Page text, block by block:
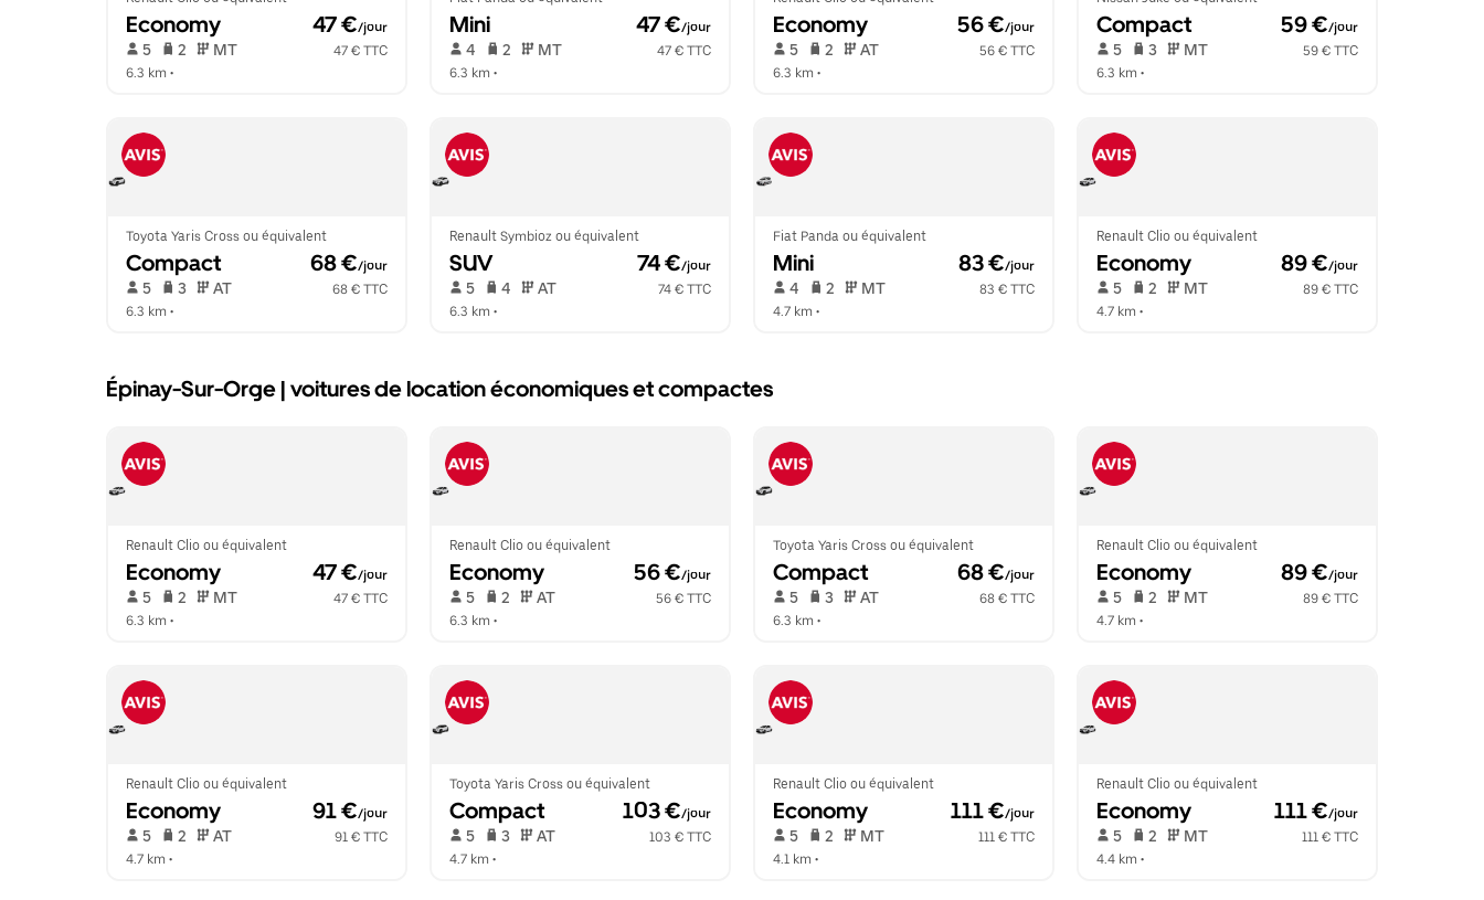
Economy 47 €/jour
5 2 MT
47 € TTC
6.3 km •
Mini 47 €/jour
4 2 MT
47 € TTC
6.3 km •
Economy 56 €/jour
5 2 AT
56 € TTC
6.3 km •
Compact 59 €/jour
5 3 MT
59 € TTC
6.3 km •
Toyota Yaris Cross ou équivalent
Compact 68 €/jour
5 3 AT
68 € TTC
6.3 km •
Renault Symbioz ou équivalent
SUV 74 €/jour
5 4 AT
74 € TTC
6.3 km •
Fiat Panda ou équivalent
Mini 83 €/jour
4 2 MT
83 € TTC
4.7 km •
Renault Clio ou équivalent
Economy 89 €/jour
5 2 MT
89 € TTC
4.7 km •
Épinay-Sur-Orge | voitures de location économiques et compactes
Renault Clio ou équivalent
Economy 47 €/jour
5 2 MT
47 € TTC
6.3 km •
Renault Clio ou équivalent
Economy 56 €/jour
5 2 AT
56 € TTC
6.3 km •
Toyota Yaris Cross ou équivalent
Compact 68 €/jour
5 3 AT
68 € TTC
6.3 km •
Renault Clio ou équivalent
Economy 89 €/jour
5 2 MT
89 € TTC
4.7 km •
Renault Clio ou équivalent
Economy 91 €/jour
5 2 AT
91 € TTC
4.7 km •
Toyota Yaris Cross ou équivalent
Compact 103 €/jour
5 3 AT
103 € TTC
4.7 km •
Renault Clio ou équivalent
Economy 111 €/jour
5 2 MT
111 € TTC
4.1 km •
Renault Clio ou équivalent
Economy 111 €/jour
5 2 MT
111 € TTC
4.4 km •